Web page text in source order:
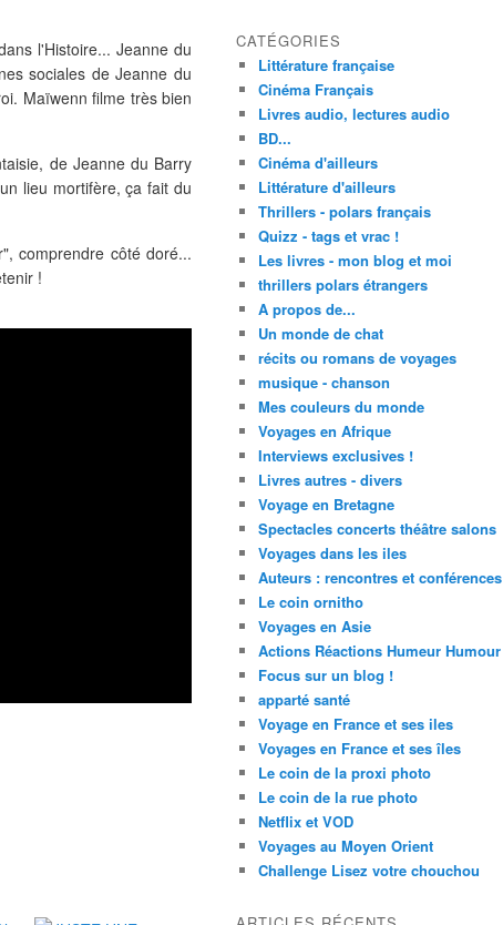
l'Histoire... Jeanne du
sociales de Jeanne du
Maïwenn filme très bien
de Jeanne du Barry
lieu mortifère, ça fait du
comprendre côté doré...
!
CATÉGORIES
Littérature française
Cinéma Français
Livres audio, lectures audio
BD...
Cinéma d'ailleurs
Littérature d'ailleurs
Thrillers - polars français
Quizz - tags et vrac !
Les livres - mon blog et moi
thrillers polars étrangers
A propos de...
Un monde de chat
récits ou romans de voyages
musique - chanson
Mes couleurs du monde
Voyages en Afrique
Interviews exclusives !
Livres autres - divers
Voyage en Bretagne
Spectacles concerts théâtre salons
Voyages dans les iles
Auteurs : rencontres et conférences
Le coin ornitho
Voyages en Asie
Actions Réactions Humeur Humour
Focus sur un blog !
apparté santé
Voyage en France et ses iles
Voyages en France et ses îles
Le coin de la proxi photo
Le coin de la rue photo
Netflix et VOD
Voyages au Moyen Orient
Challenge Lisez votre chouchou